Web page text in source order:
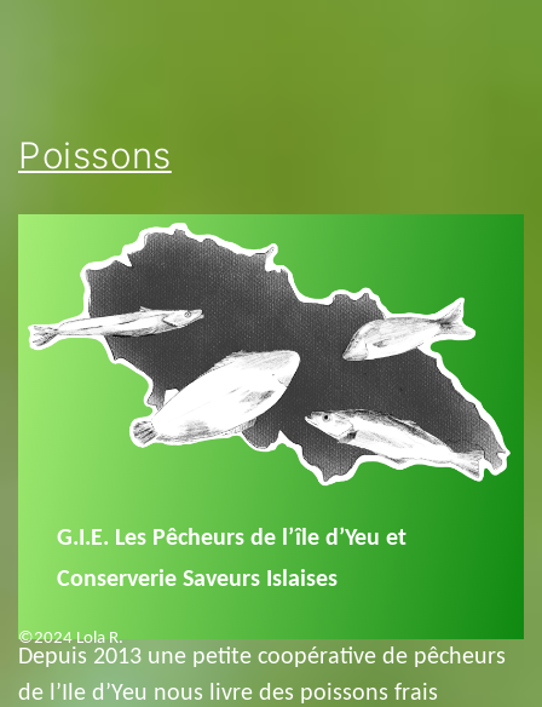
Poissons
G.I.E. Les Pêcheurs de l’île d’Yeu et
Conserverie Saveurs Islaises
©2024 Lola R.
Depuis 2013 une petite coopérative de pêcheurs
de l’Ile d’Yeu nous livre des poissons frais